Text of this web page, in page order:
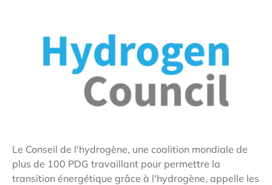
Le Conseil de l'hydrogène, une coalition mondiale de
plus de 100 PDG travaillant pour permettre la
transition énergétique grâce à l'hydrogène, appelle les